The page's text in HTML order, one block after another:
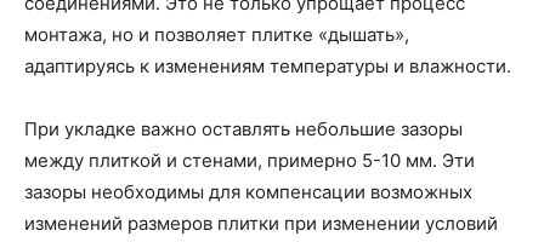
монтажа, но и позволяет плитке «дышать»,
адаптируясь к изменениям температуры и влажности.
При укладке важно оставлять небольшие зазоры
между плиткой и стенами, примерно 5-10 мм. Эти
зазоры необходимы для компенсации возможных
изменений размеров плитки при изменении условий